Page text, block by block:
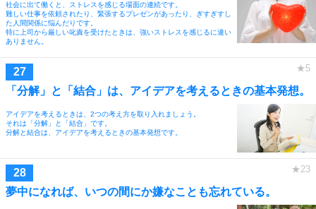
社会に出て働くと、ストレスを感じる場面の連続です。
難しい仕事を依頼されたり、緊張するプレゼンがあったり、ぎすぎすし
た人間関係に悩んだりです。
特に上司から厳しい叱責を受けたときは、強いストレスを感じるに違い
ありません。
「分解」と「結合」は、アイデアを考えるときの基本発想。
アイデアを考えるときは、2つの考え方を取り入れましょう。
それは「分解」と「結合」です。
分解と結合は、アイデアを考えるときの基本発想です。
夢中になれば、いつの間にか嫌なことも忘れている。